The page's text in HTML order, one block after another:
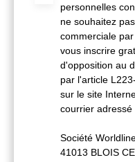
personnelles
ne souhaitez
commerciale
vous inscrire
d'opposition au
par l'article
sur le site
courrier adressé
Société
41013 BLOIS